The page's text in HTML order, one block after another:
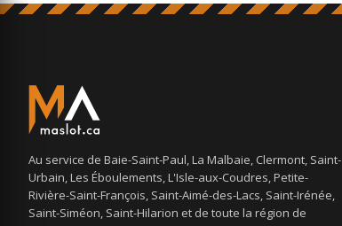
Au service de Baie-Saint-Paul, La Malbaie, Clermont, Saint-
Urbain, Les Éboulements, L'Isle-aux-Coudres, Petite-
Rivière-Saint-François, Saint-Aimé-des-Lacs, Saint-Irénée,
Saint-Siméon, Saint-Hilarion et de toute la région de